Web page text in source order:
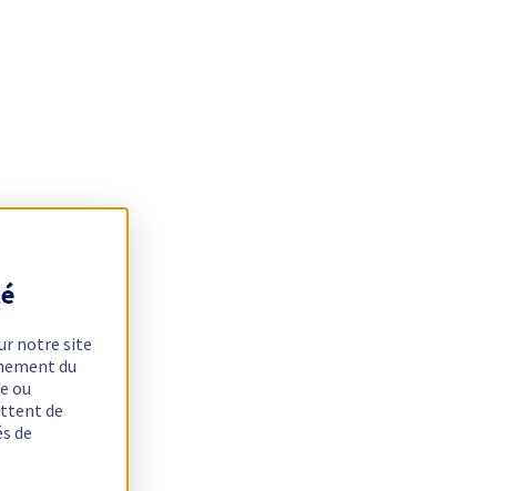
notre site
du
ou
de
de